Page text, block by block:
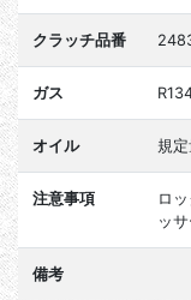
クラッチ品番
ガス
オイル 規
注意事項
ロ
ッ
備考